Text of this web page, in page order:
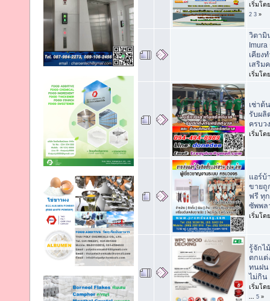
เริ่มโด
2 3 »
วิตามิ
เคียง
เสริม
เริ่มโด
เช่าต้
รับผลิ
ครบว
เริ่มโด
แอร์บ้
ขายถู
ฟรี ทุ
ซัพพล
เริ่มโด
รู้จักไ
ตกแต่
ทนฝน
ไม่กิน
เริ่มโด
... 5 »